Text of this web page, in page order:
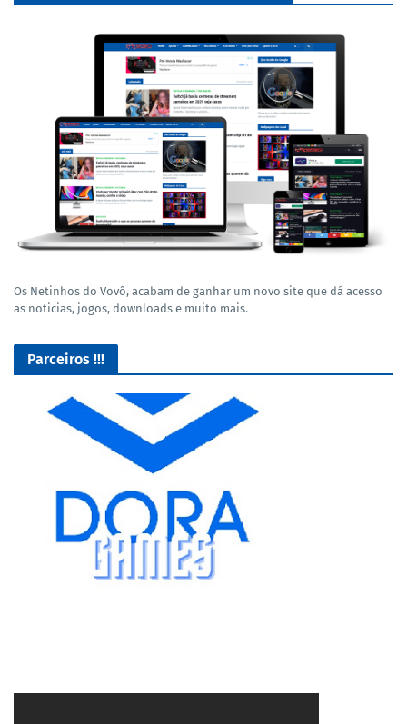
Os Netinhos do Vovô, acabam de ganhar um novo site que dá acesso
as noticias, jogos, downloads e muito mais.
Parceiros !!!
Lives de Gameplay no Facebook Gaming e muito mais